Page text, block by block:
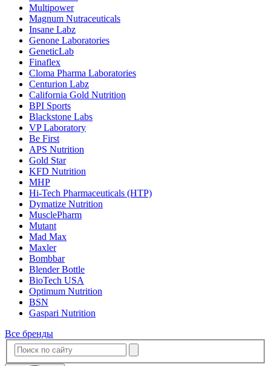
Multipower
Magnum Nutraceuticals
Insane Labz
Genone Laboratories
GeneticLab
Finaflex
Cloma Pharma Laboratories
Centurion Labz
California Gold Nutrition
BPI Sports
Blackstone Labs
VP Laboratory
Be First
APS Nutrition
Gold Star
KFD Nutrition
MHP
Hi-Tech Pharmaceuticals (HTP)
Dymatize Nutrition
MusclePharm
Mutant
Mad Max
Maxler
Bombbar
Blender Bottle
BioTech USA
Optimum Nutrition
BSN
Gaspari Nutrition
Все бренды